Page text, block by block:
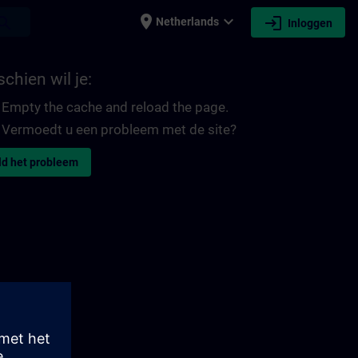
place Netherlands expand_more login Inloggen
wil je:
Empty the cache and reload the page.
Vermoedt u een probleem met de site?
het probleem